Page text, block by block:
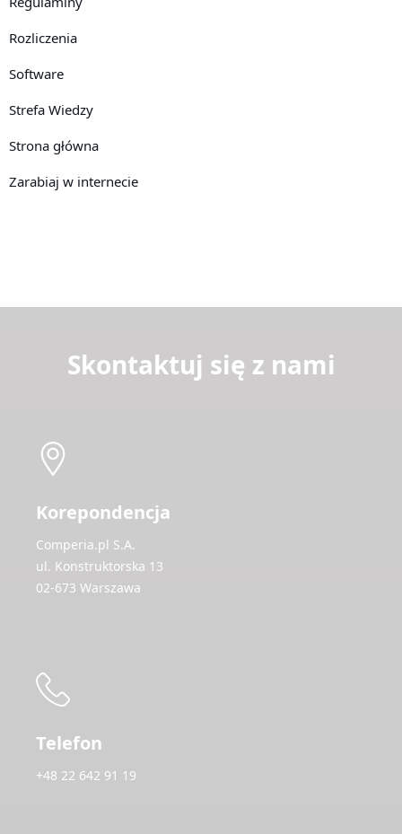
Rozliczenia
Software
Strefa Wiedzy
Strona główna
Zarabiaj w internecie
Skontaktuj się z nami
Korepondencja
Comperia.pl S.A.
ul. Konstruktorska 13
02-673 Warszawa
Telefon
+48 22 642 91 19